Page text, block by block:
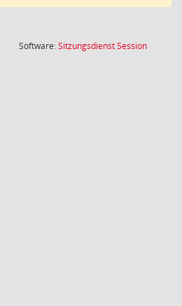
Software:SitzungsdienstSession(Wird in